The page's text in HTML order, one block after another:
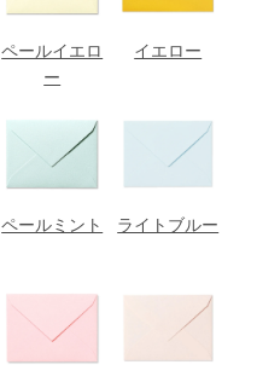
ペールイエロ
ー
イエロー
ペールミント ライトブルー